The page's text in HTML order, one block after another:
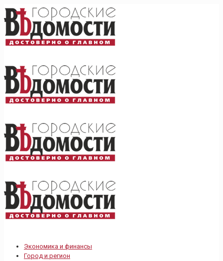
Экономика и финансы
Город и регион